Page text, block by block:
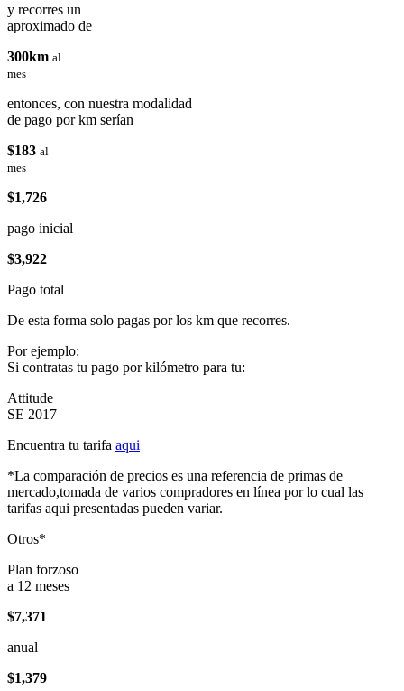
y recorres un
aproximado de
300km al
mes
entonces, con nuestra modalidad
de pago por km serían
$183 al
mes
$1,726
pago inicial
$3,922
Pago total
De esta forma solo pagas por los km que recorres.
Por ejemplo:
Si contratas tu pago por kilómetro para tu:
Attitude
SE 2017
Encuentra tu tarifa aqui
*La comparación de precios es una referencia de primas de
mercado,tomada de varios compradores en línea por lo cual las
tarifas aqui presentadas pueden variar.
Otros*
Plan forzoso
a 12 meses
$7,371
anual
$1,379